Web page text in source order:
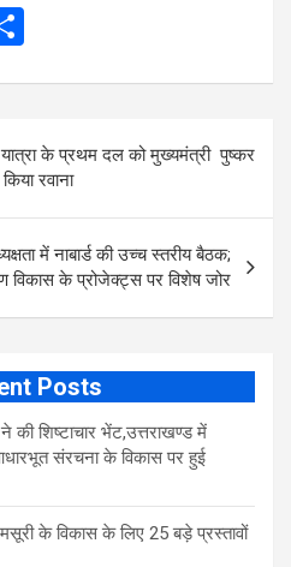
eके प्रथम दल को मुख्यमंत्री पुष्कर
रवाना
में नाबार्ड की उच्च स्तरीय बैठक;
विकास के प्रोजेक्ट्स पर विशेष जोर
Posts
की शिष्टाचार भेंट,उत्तराखण्ड में
संरचना के विकास पर हुई
के विकास के लिए 25 बड़े प्रस्तावों